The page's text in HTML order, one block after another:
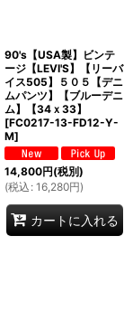
90's【USA製】ビンテ
ージ【LEVI'S】【リーバ
イス505】５０５【デニ
ムパンツ】【ブルーデニ
ム】【34ｘ33】
[FC0217-13-FD12-Y-
M]
14,800円(税別)
(税込 : 16,280円)
カートに入れる